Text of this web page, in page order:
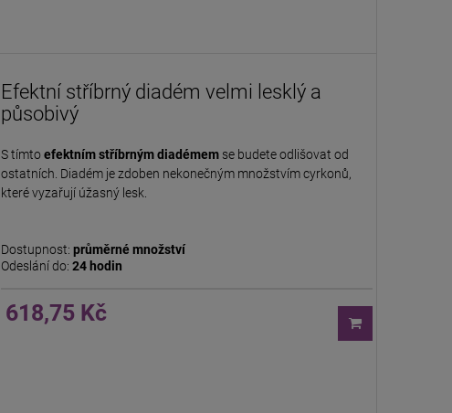
Efektní stříbrný diadém velmi lesklý a
působivý
S tímto efektním stříbrným diadémem se budete odlišovat od
ostatních. Diadém je zdoben nekonečným množstvím cyrkonů,
které vyzařují úžasný lesk.
Dostupnost: průměrné množství
Odeslání do: 24 hodin
618,75 Kč